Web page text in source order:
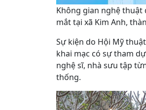
Không gian nghệ thuật
mắt tại xã Kim Anh,
Sự kiện do Hội Mỹ
khai mạc có sự tham
nghệ sĩ, nhà sưu tập
thống.